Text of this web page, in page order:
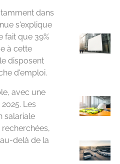
dans
s'explique
fait que 39%
à cette
disposent
d'emploi.
avec une
Les
salariale
delà de la